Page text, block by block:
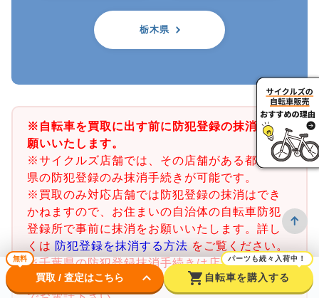
栃木県
※自転車を買取に出す前に防犯登録の抹消をお
願いいたします。
※サイクルズ店舗では、その店舗がある都道府
県の防犯登録のみ抹消手続きが可能です。
※買取のみ対応店舗では防犯登録の抹消はでき
かねますので、お住まいの自治体の自転車防犯
登録所で事前に抹消をお願いいたします。詳し
くは 防犯登録を抹消する方法 をご覧ください。
※千葉県の防犯登録抹消手続きは店舗で行うこ
とができません。千葉県内の警察署又は交番ま
無料
買取 / 査定はこちら keyboard_arrow_down shopping_cart
パーツも続々入荷中！
自転車を購入する